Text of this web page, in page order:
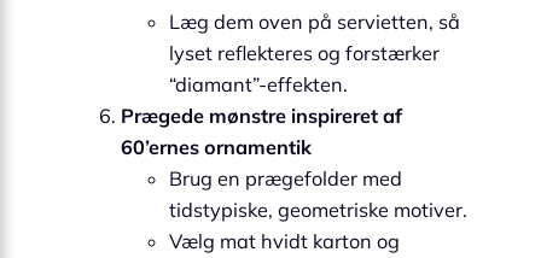
Læg dem oven på servietten, så
lyset reflekteres og forstærker
“diamant”-effekten.
Prægede mønstre inspireret af
60’ernes ornamentik
Brug en prægefolder med
tidstypiske, geometriske motiver.
Vælg mat hvidt karton og